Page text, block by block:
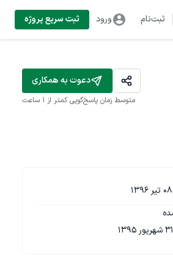
ثبت‌نام ورود ثبت سریع پروژه
دعوت به همکاری
متوسط زمان پاسخ‌گویی کمتر از 1 ساعت